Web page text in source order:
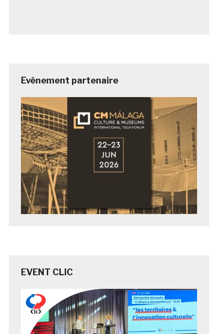
Evénement partenaire
EVENT CLIC